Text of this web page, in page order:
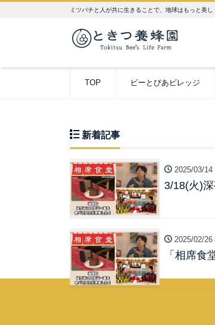
ミツバチと人が共に生きることで、地球はもっと美し
TOP ビーとぴあビレッジ
新着記事
2025/03/14
3/18(火)
2025/02/26
「相席食